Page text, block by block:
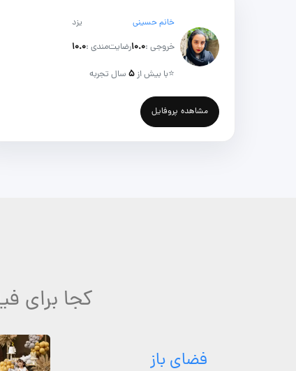
خانم حسینی یزد
خروجی :۱۰.۰رضایت‌مندی :۱۰.۰
⭐با بیش از۵سال تجربه
مشاهده پروفایل
کجا برای
فضای باز